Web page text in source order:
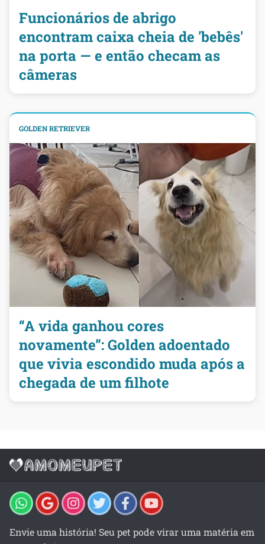
Funcionários de abrigo
encontram caixa cheia de 'bebês'
na porta — e então checam as
câmeras
GOLDEN RETRIEVER
“A vida ganhou cores
novamente”: Golden adoentado
que vivia escondido muda após a
chegada de um filhote
Envie uma história! Seu pet pode virar uma matéria em